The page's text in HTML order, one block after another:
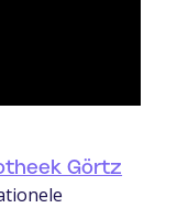
Görtz